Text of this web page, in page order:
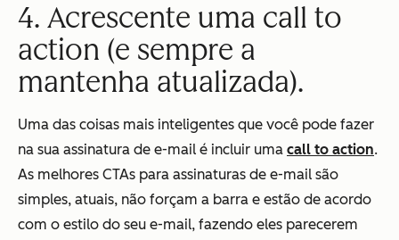
4. Acrescente uma call to
action (e sempre a
mantenha atualizada).
Uma das coisas mais inteligentes que você pode fazer
na sua assinatura de e-mail é incluir uma call to action.
As melhores CTAs para assinaturas de e-mail são
simples, atuais, não forçam a barra e estão de acordo
com o estilo do seu e-mail, fazendo eles parecerem